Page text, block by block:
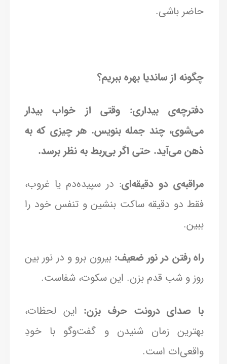
حاضر باشی.
چگونه از ساندیا بهره ببریم؟
دفترچه‌ی بیداری: وقتی از خواب بیدار
می‌شوی، چند جمله بنویس. هر چیزی که به
ذهن می‌آید. حتی اگر بی‌ربط به نظر برسد.
مراقبه‌ی دو دقیقه‌ای: در سپیده‌دم یا غروب،
فقط دو دقیقه ساکت بنشین و تنفس خود را
ببین.
راه رفتن در نور ضعیف: بیرون برو و در نور بین
روز و شب قدم بزن. این سکوت، شفاست.
با صدای درونت حرف بزن: این لحظات،
بهترین زمان شنیدن و گفت‌وگو با خودِ
واقعی‌ات است.